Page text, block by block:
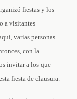
fiestas y los
a visitantes
varias personas
con la
invitar a los que
fiesta de clausura.